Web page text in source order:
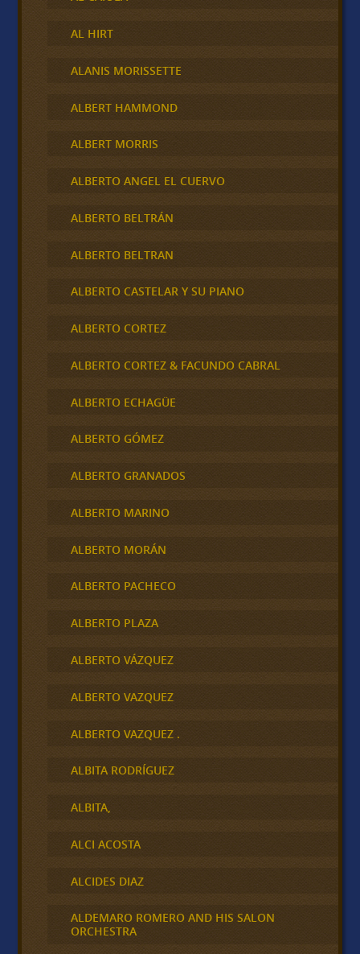
AL HIRT
ALANIS MORISSETTE
ALBERT HAMMOND
ALBERT MORRIS
ALBERTO ANGEL EL CUERVO
ALBERTO BELTRÁN
ALBERTO BELTRAN
ALBERTO CASTELAR Y SU PIANO
ALBERTO CORTEZ
ALBERTO CORTEZ & FACUNDO CABRAL
ALBERTO ECHAGÜE
ALBERTO GÓMEZ
ALBERTO GRANADOS
ALBERTO MARINO
ALBERTO MORÁN
ALBERTO PACHECO
ALBERTO PLAZA
ALBERTO VÁZQUEZ
ALBERTO VAZQUEZ
ALBERTO VAZQUEZ .
ALBITA RODRÍGUEZ
ALBITA,
ALCI ACOSTA
ALCIDES DIAZ
ALDEMARO ROMERO AND HIS SALON
ORCHESTRA